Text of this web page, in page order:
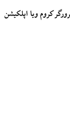
کروم ویا اپلکیشن